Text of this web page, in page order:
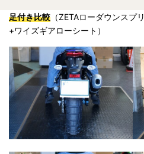
足付き比較 （ZETAローダウンスプ
+ワイズギアローシート）